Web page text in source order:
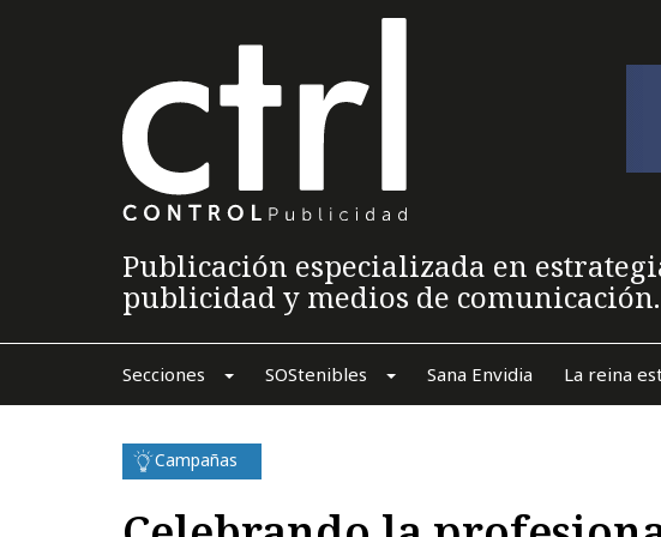
Publicación especializada en
publicidad y medios de comunicación.
Secciones SOStenibles Sana Envidia La reina
Campañas